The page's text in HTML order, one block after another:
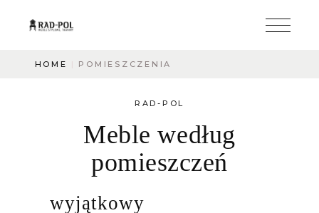
HOME POMIESZCZENIA
RAD-POL
Meble według
pomieszczeń
wyjątkowy